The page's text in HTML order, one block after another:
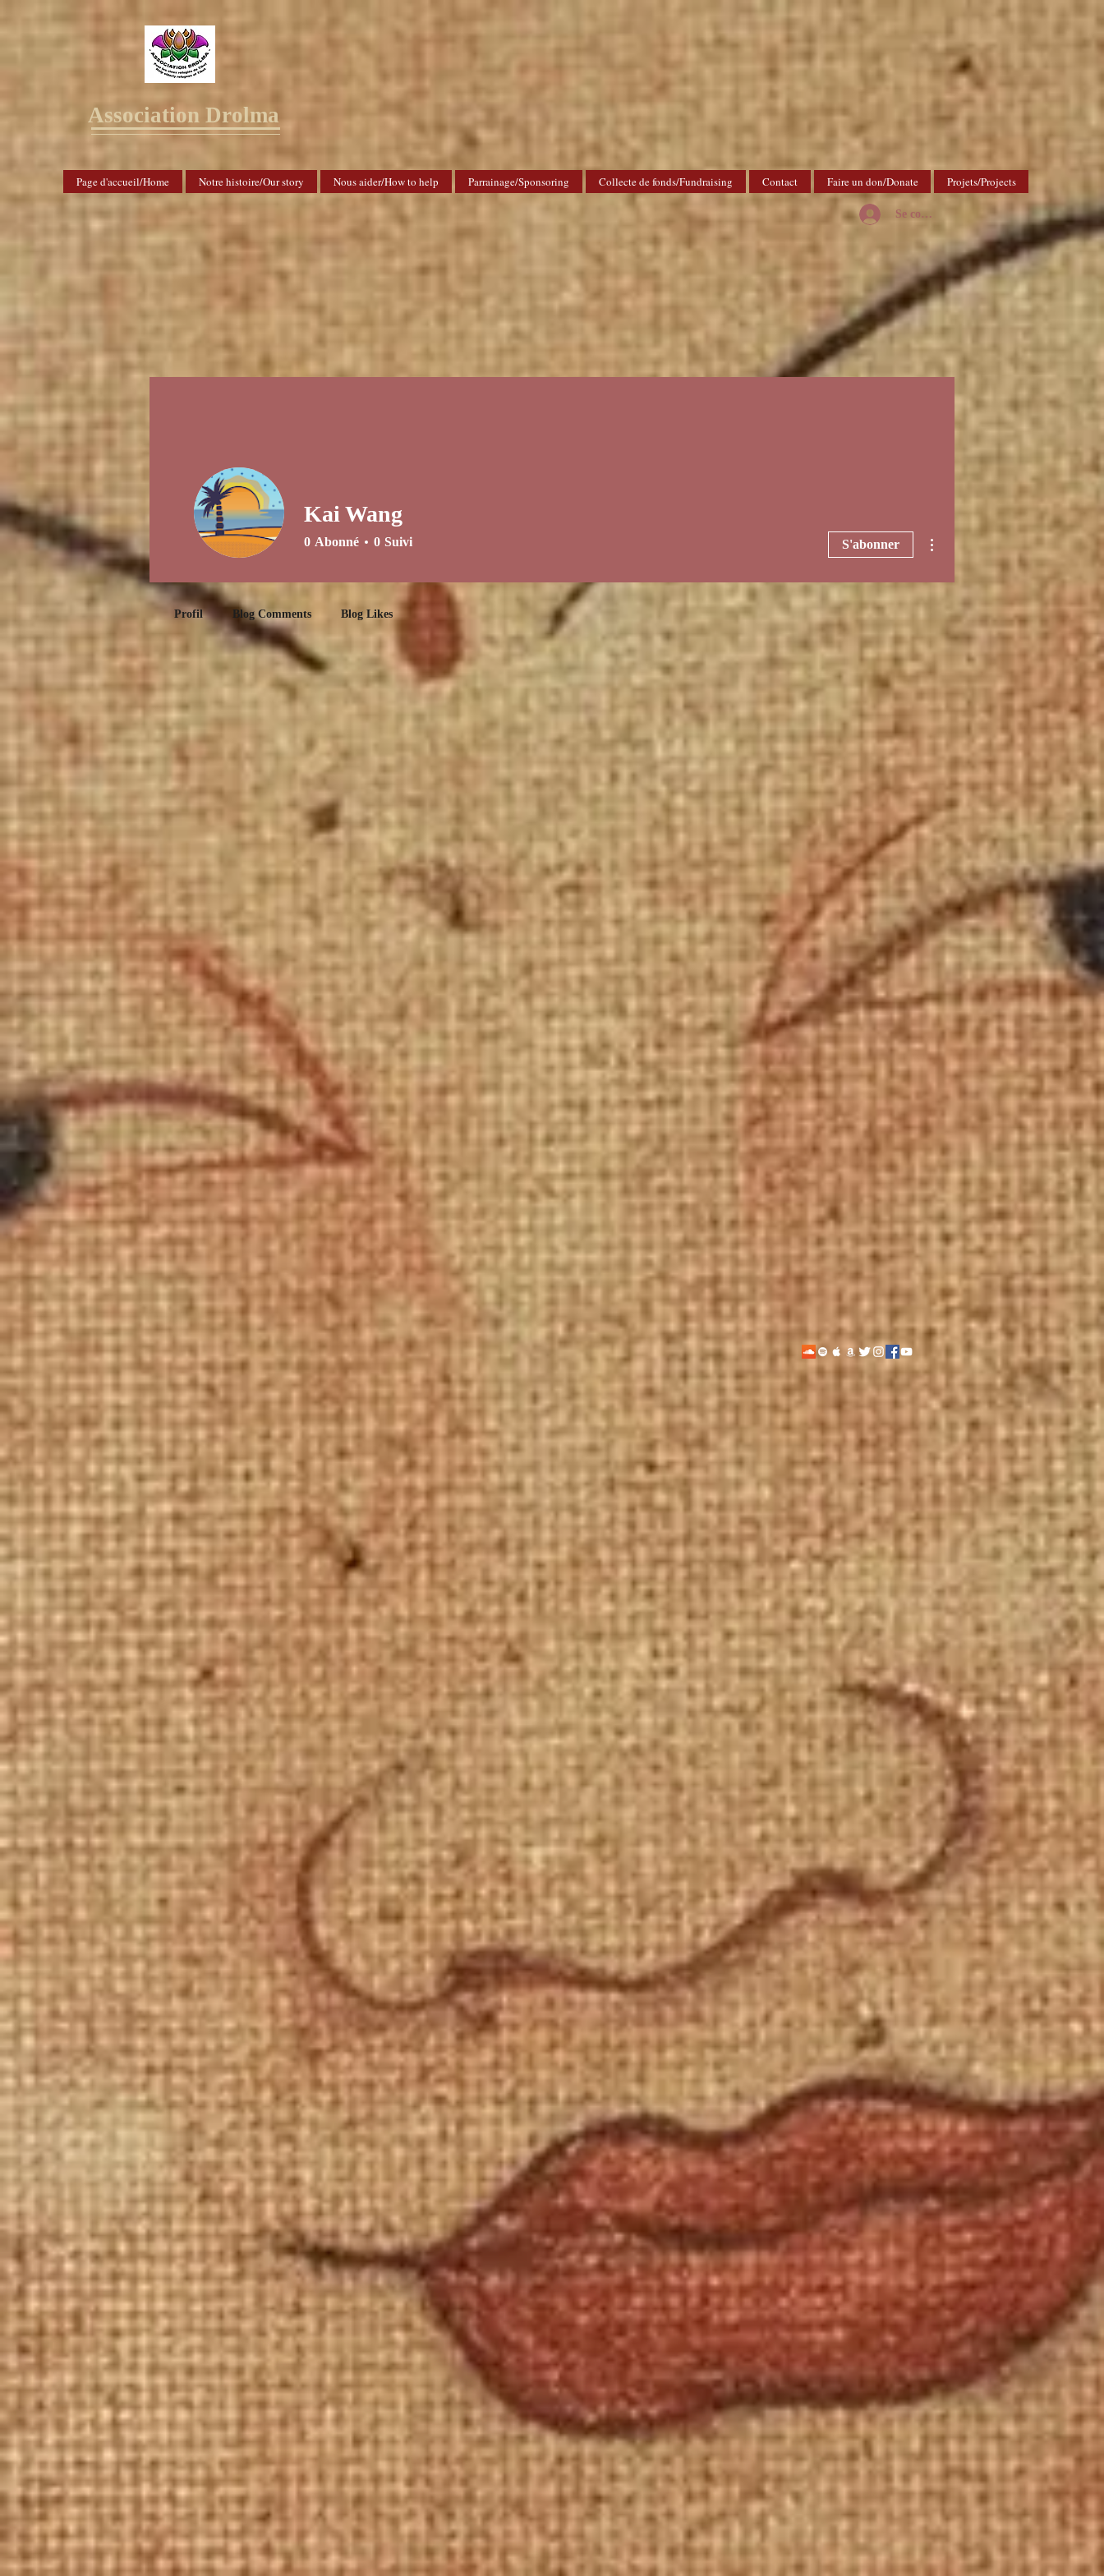
Association Drolma
Page d'accueil/Home Notre histoire/Our story Nous aider/How to help Parrainage/Sponsoring Collecte de fonds/Fundraising Contact Faire un don/Donate Projets/Projects
Se connecter
Kai Wang
0 Abonné 0 Suivi S'abonner
Profil Blog Comments Blog Likes